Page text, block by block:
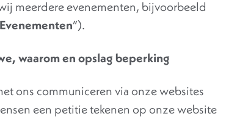
meerdere evenementen, bijvoorbeeld
Evenementen”).
waarom en opslag beperking
ons communiceren via onze websites
een petitie tekenen op onze website